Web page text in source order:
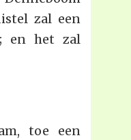
zal een
en het zal
toe een